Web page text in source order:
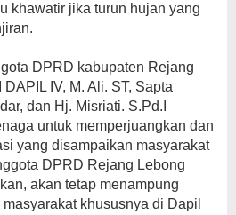
khawatir jika turun hujan yang
DPRD kabupaten Rejang
IV, M. Ali. ST, Sapta
dan Hj. Misriati. S.Pd.I
untuk memperjuangkan dan
yang disampaikan masyarakat
DPRD Rejang Lebong
akan tetap menampung
khususnya di Dapil